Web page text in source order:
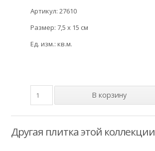
Артикул: 27610
Размер: 7,5 x 15 см
Ед. изм.: кв.м.
Другая плитка этой коллекции